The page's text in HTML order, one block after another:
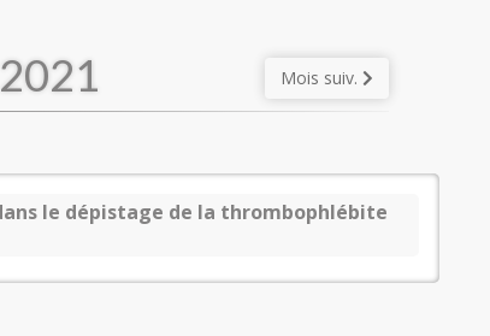
Mois suiv.
le dépistage de la thrombophlébite